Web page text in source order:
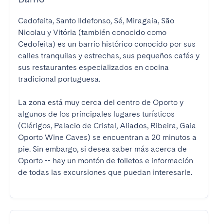
Cedofeita, Santo Ildefonso, Sé, Miragaia, São
Nicolau y Vitória (también conocido como
Cedofeita) es un barrio histórico conocido por sus
calles tranquilas y estrechas, sus pequeños cafés y
sus restaurantes especializados en cocina
tradicional portuguesa.
La zona está muy cerca del centro de Oporto y
algunos de los principales lugares turísticos
(Clérigos, Palacio de Cristal, Aliados, Ribeira, Gaia
Oporto Wine Caves) se encuentran a 20 minutos a
pie. Sin embargo, si desea saber más acerca de
Oporto -- hay un montón de folletos e información
de todas las excursiones que puedan interesarle.